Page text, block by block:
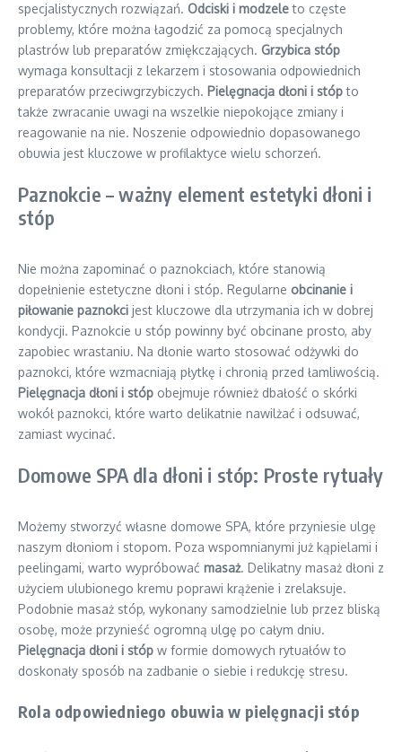
specjalistycznych rozwiązań. Odciski i modzeleto częste
problemy, które można łagodzić za pomocą specjalnych
plastrów lub preparatów zmiękczających. Grzybica stóp
wymaga konsultacji z lekarzem i stosowania odpowiednich
preparatów przeciwgrzybiczych. Pielęgnacja dłoni i stópto
także zwracanie uwagi na wszelkie niepokojące zmiany i
reagowanie na nie. Noszenie odpowiednio dopasowanego
obuwia jest kluczowe w profilaktyce wielu schorzeń.
Paznokcie – ważny element estetyki dłoni i
stóp
Nie można zapominać o paznokciach, które stanowią
dopełnienie estetyczne dłoni i stóp. Regularne obcinanie i
piłowanie paznokci jest kluczowe dla utrzymania ich w dobrej
kondycji. Paznokcie u stóp powinny być obcinane prosto, aby
zapobiec wrastaniu. Na dłonie warto stosować odżywki do
paznokci, które wzmacniają płytkę i chronią przed łamliwością.
Pielęgnacja dłoni i stóp obejmuje również dbałość o skórki
wokół paznokci, które warto delikatnie nawilżać i odsuwać,
zamiast wycinać.
Domowe SPA dla dłoni i stóp: Proste rytuały
Możemy stworzyć własne domowe SPA, które przyniesie ulgę
naszym dłoniom i stopom. Poza wspomnianymi już kąpielami i
peelingami, warto wypróbować masaż. Delikatny masaż dłoni z
użyciem ulubionego kremu poprawi krążenie i zrelaksuje.
Podobnie masaż stóp, wykonany samodzielnie lub przez bliską
osobę, może przynieść ogromną ulgę po całym dniu.
Pielęgnacja dłoni i stóp w formie domowych rytuałów to
doskonały sposób na zadbanie o siebie i redukcję stresu.
Rola odpowiedniego obuwia w pielęgnacji stóp